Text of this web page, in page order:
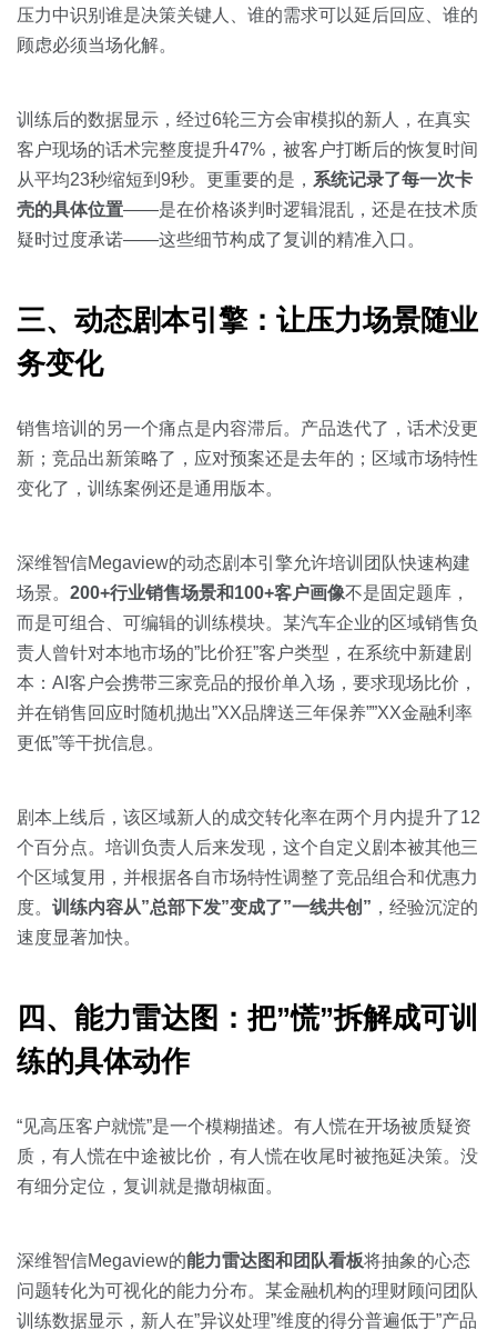
压力中识别谁是决策关键人、谁的需求可以延后回应、谁的
顾虑必须当场化解。
训练后的数据显示，经过6轮三方会审模拟的新人，在真实
客户现场的话术完整度提升47%，被客户打断后的恢复时间
从平均23秒缩短到9秒。更重要的是， 系统记录了每一次卡
壳的具体位置——是在价格谈判时逻辑混乱，还是在技术质
疑时过度承诺——这些细节构成了复训的精准入口。
三、动态剧本引擎：让压力场景随业
务变化
销售培训的另一个痛点是内容滞后。产品迭代了，话术没更
新；竞品出新策略了，应对预案还是去年的；区域市场特性
变化了，训练案例还是通用版本。
深维智信Megaview的动态剧本引擎允许培训团队快速构建
场景。 200+行业销售场景和100+客户画像不是固定题库，
而是可组合、可编辑的训练模块。某汽车企业的区域销售负
责人曾针对本地市场的”比价狂”客户类型，在系统中新建剧
本：AI客户会携带三家竞品的报价单入场，要求现场比价，
并在销售回应时随机抛出”XX品牌送三年保养””XX金融利率
更低”等干扰信息。
剧本上线后，该区域新人的成交转化率在两个月内提升了12
个百分点。培训负责人后来发现，这个自定义剧本被其他三
个区域复用，并根据各自市场特性调整了竞品组合和优惠力
度。 训练内容从”总部下发”变成了”一线共创” ，经验沉淀的
速度显著加快。
四、能力雷达图：把”慌”拆解成可训
练的具体动作
“见高压客户就慌”是一个模糊描述。有人慌在开场被质疑资
质，有人慌在中途被比价，有人慌在收尾时被拖延决策。没
有细分定位，复训就是撒胡椒面。
深维智信Megaview的能力雷达图和团队看板将抽象的心态
问题转化为可视化的能力分布。某金融机构的理财顾问团队
训练数据显示，新人在”异议处理”维度的得分普遍低于”产品